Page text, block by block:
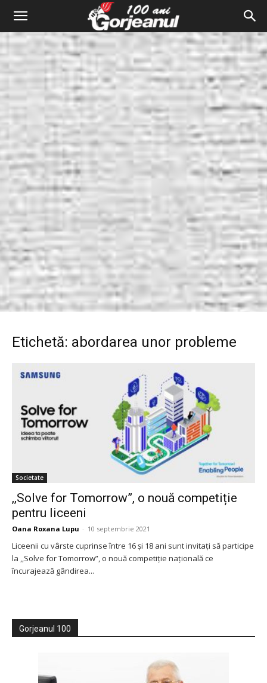
Etichetă: abordarea unor probleme
Societate
,,Solve for Tomorrow”, o nouă competiție
pentru liceeni
Oana Roxana Lupu - 10 septembrie 2021
Liceenii cu vârste cuprinse între 16 și 18 ani sunt invitați să participe
la ,,Solve for Tomorrow”, o nouă competiție națională ce
încurajează gândirea...
Gorjeanul 100